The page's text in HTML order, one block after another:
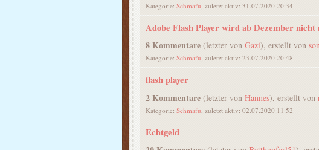
Kategorie: Schmafu , zuletzt aktiv: 31.07.2020 20:34
Adobe Flash Player wird ab Dezember
8 Kommentare(letzter von Gazi), erstellt von
Kategorie: Schmafu, zuletzt aktiv: 23.07.2020 20:48
flash player
2 Kommentare(letzter von Hannes), erstellt von
Kategorie: Schmafu , zuletzt aktiv: 02.07.2020 11:52
Echtgeld